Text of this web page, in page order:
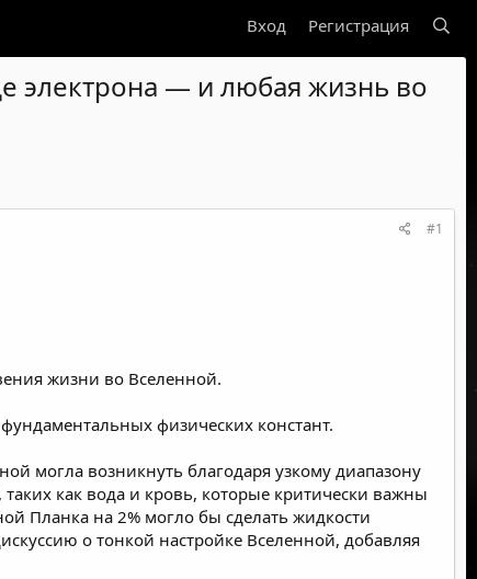
Вход Регистрация
электрона — и любая жизнь во
#1
жизни во Вселенной.
физических констант.
могла возникнуть благодаря узкому диапазону
как вода и кровь, которые критически важны
Планка на 2% могло бы сделать жидкости
о тонкой настройке Вселенной, добавляя